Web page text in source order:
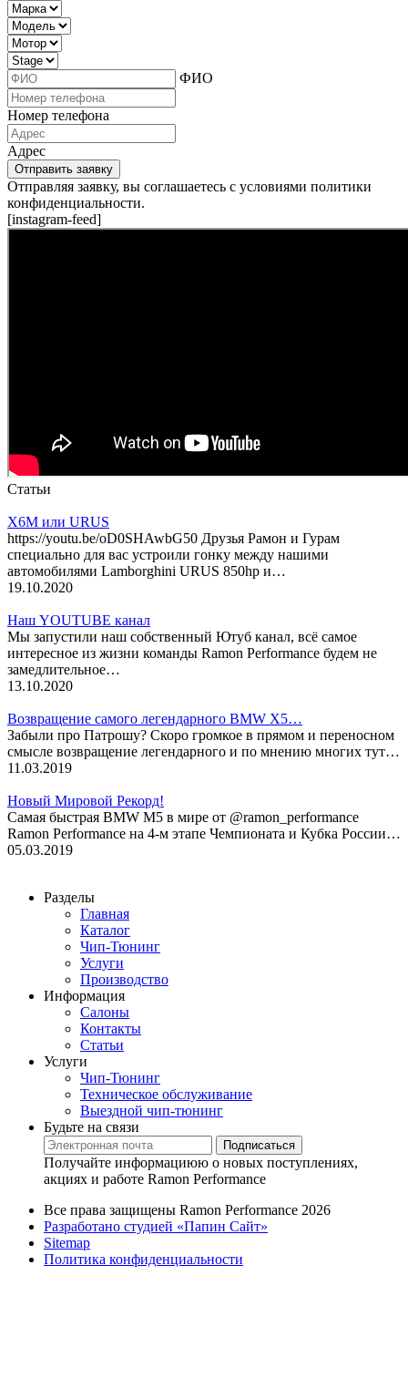
ФИО
Номер телефона
Адрес
Отправить заявку
Отправляя заявку, вы соглашаетесь с условиями политики
конфиденциальности.
[instagram-feed]
Статьи
X6M или URUS
https://youtu.be/oD0SHAwbG50 Друзья Рамон и Гурам
специально для вас устроили гонку между нашими
автомобилями Lamborghini URUS 850hp и…
19.10.2020
Наш YOUTUBE канал
Мы запустили наш собственный Ютуб канал, всё самое
интересное из жизни команды Ramon Performance будем не
замедлительное…
13.10.2020
Возвращение самого легендарного BMW X5…
Забыли про Патрошу? Скоро громкое в прямом и переносном
смысле возвращение легендарного и по мнению многих тут…
11.03.2019
Новый Мировой Рекорд!
Cамая быстрая BMW M5 в мире от @ramon_performance
Ramon Performance на 4-м этапе Чемпионата и Кубка России…
05.03.2019
Разделы
Главная
Каталог
Чип-Тюнинг
Услуги
Производство
Информация
Салоны
Контакты
Статьи
Услуги
Чип-Тюнинг
Техническое обслуживание
Выездной чип-тюнинг
Будьте на связи
Подписаться
Получайте информациюю о новых поступлениях,
акциях и работе Ramon Performance
Все права защищены Ramon Performance 2026
Разработано студией «Папин Сайт»
Sitemap
Политика конфиденциальности